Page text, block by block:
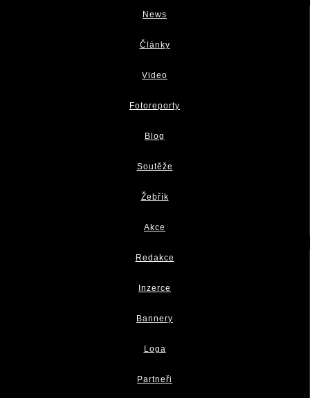
News
Články
Video
Fotoreporty
Blog
Soutěže
Žebřík
Akce
Redakce
Inzerce
Bannery
Loga
Partneři